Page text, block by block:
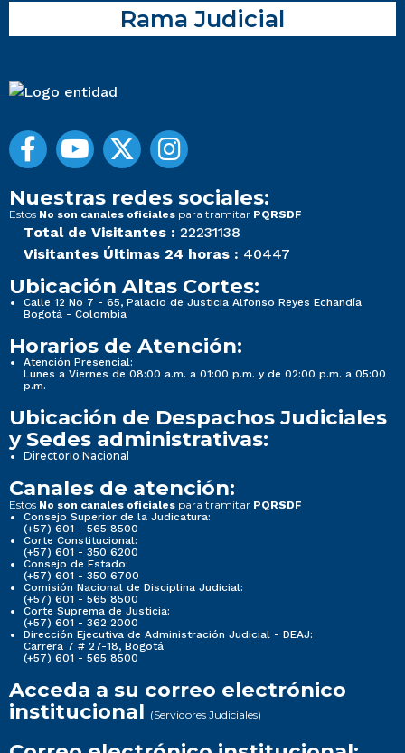
Rama Judicial
Nuestras redes sociales:
Estos No son canales oficiales para tramitar PQRSDF
Total de Visitantes : 22231138
Visitantes Últimas 24 horas : 40447
Ubicación Altas Cortes:
Calle 12 No 7 - 65, Palacio de Justicia Alfonso Reyes Echandía
Bogotá - Colombia
Horarios de Atención:
Atención Presencial:
Lunes a Viernes de 08:00 a.m. a 01:00 p.m. y de 02:00 p.m. a 05:00
p.m.
Ubicación de Despachos Judiciales
y Sedes administrativas:
Directorio Nacional
Canales de atención:
Estos No son canales oficiales para tramitar PQRSDF
Consejo Superior de la Judicatura:
(+57) 601 - 565 8500
Corte Constitucional:
(+57) 601 - 350 6200
Consejo de Estado:
(+57) 601 - 350 6700
Comisión Nacional de Disciplina Judicial:
(+57) 601 - 565 8500
Corte Suprema de Justicia:
(+57) 601 - 362 2000
Dirección Ejecutiva de Administración Judicial - DEAJ:
Carrera 7 # 27-18, Bogotá
(+57) 601 - 565 8500
Acceda a su correo electrónico
institucional (Servidores Judiciales)